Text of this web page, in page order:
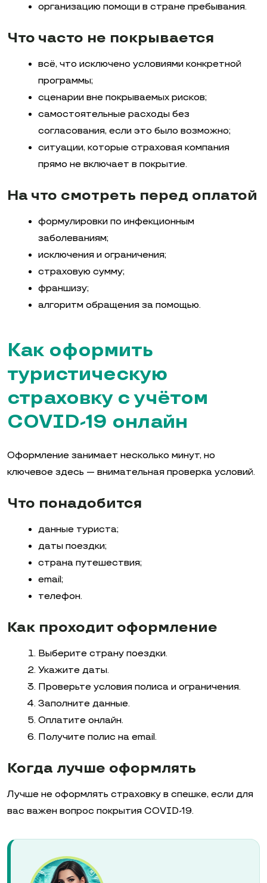
организацию помощи в стране пребывания.
Что часто не покрывается
всё, что исключено условиями конкретной
программы;
сценарии вне покрываемых рисков;
самостоятельные расходы без
согласования, если это было возможно;
ситуации, которые страховая компания
прямо не включает в покрытие.
На что смотреть перед оплатой
формулировки по инфекционным
заболеваниям;
исключения и ограничения;
страховую сумму;
франшизу;
алгоритм обращения за помощью.
Как оформить
туристическую
страховку с учётом
COVID-19 онлайн
Оформление занимает несколько минут, но
ключевое здесь — внимательная проверка условий.
Что понадобится
данные туриста;
даты поездки;
страна путешествия;
email;
телефон.
Как проходит оформление
Выберите страну поездки.
Укажите даты.
Проверьте условия полиса и ограничения.
Заполните данные.
Оплатите онлайн.
Получите полис на email.
Когда лучше оформлять
Лучше не оформлять страховку в спешке, если для
вас важен вопрос покрытия COVID-19.